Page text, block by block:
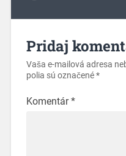
Pridaj
Vaša e-mailová adresa
polia sú označené*
Komentár*